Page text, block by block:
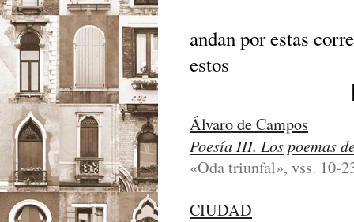
andan por estas
estos
Álvaro de Campos
Poesía III. Los poemas
«Oda triunfal», vss. 10-
CIUDAD